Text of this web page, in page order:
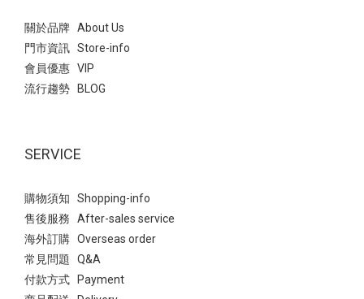
關於品牌 About Us
門市資訊 Store-info
會員優惠 VIP
流行趨勢 BLOG
SERVICE
購物須知 Shopping-info
售後服務 After-sales service
海外訂購 Overseas order
常見問題 Q&A
付款方式 Payment